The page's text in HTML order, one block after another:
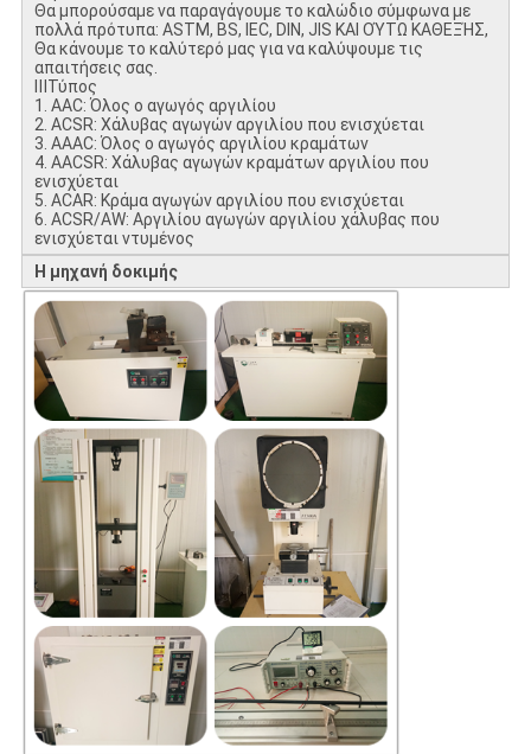
Θα μπορούσαμε να παραγάγουμε το καλώδιο σύμφωνα με
πολλά πρότυπα: ASTM, BS, IEC, DIN, JIS ΚΑΙ ΟΎΤΩ ΚΑΘΕΞΉΣ,
Θα κάνουμε το καλύτερό μας για να καλύψουμε τις
απαιτήσεις σας.
ⅢΤύπος
1. AAC: Όλος ο αγωγός αργιλίου
2. ACSR: Χάλυβας αγωγών αργιλίου που ενισχύεται
3. AAAC: Όλος ο αγωγός αργιλίου κραμάτων
4. AACSR: Χάλυβας αγωγών κραμάτων αργιλίου που
ενισχύεται
5. ACAR: Κράμα αγωγών αργιλίου που ενισχύεται
6. ACSR/AW: Αργιλίου αγωγών αργιλίου χάλυβας που
ενισχύεται ντυμένος
Η μηχανή δοκιμής